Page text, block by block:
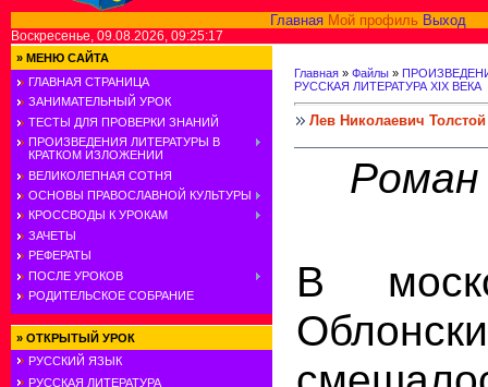
Главная Мой профиль Выход
Воскресенье, 09.08.2026, 09:25:17
» МЕНЮ САЙТА
ГЛАВНАЯ СТРАНИЦА
ЗАНИМАТЕЛЬНЫЙ УРОК
ТЕСТЫ ДЛЯ ПРОВЕРКИ ЗНАНИЙ
ПРОИЗВЕДЕНИЯ ЛИТЕРАТУРЫ В
КРАТКОМ ИЗЛОЖЕНИИ
ВЕЛИКОЛЕПНАЯ СОТНЯ
ОСНОВЫ ПРАВОСЛАВНОЙ КУЛЬТУРЫ
КРОССВОДЫ К УРОКАМ
ЗАЧЕТЫ
РЕФЕРАТЫ
ПОСЛЕ УРОКОВ
РОДИТЕЛЬСКОЕ СОБРАНИЕ
» ОТКРЫТЫЙ УРОК
РУССКИЙ ЯЗЫК
РУССКАЯ ЛИТЕРАТУРА
Главная » Файлы »
РУССКАЯ ЛИТЕРАТУРА XIX ВЕКА
Лев Николаевич
Роман
В